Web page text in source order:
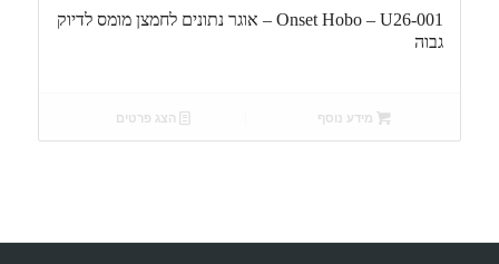
Onset Hobo – U26-001 – אוגר נתונים לחמצן מומס לדיוק
גבוה
מידע נוסף הצג פרטים